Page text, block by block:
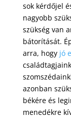
sok kérdőjel
nagyobb
szükség van
bátorítását.
arra, hogy jó
azonban
békére és
menedékre